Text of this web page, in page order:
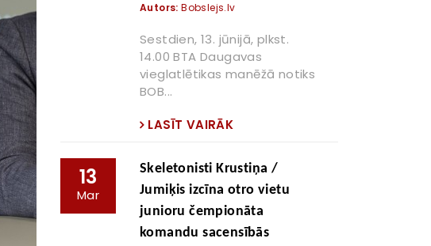
Autors: Bobslejs.lv
Sestdien, 13. jūnijā, plkst.
14.00 BTA Daugavas
vieglatlētikas manēžā notiks
BOB...
LASĪT VAIRĀK
13
Mar
Skeletonisti Krustiņa /
Jumiķis izcīna otro vietu
junioru čempionāta
komandu sacensībās